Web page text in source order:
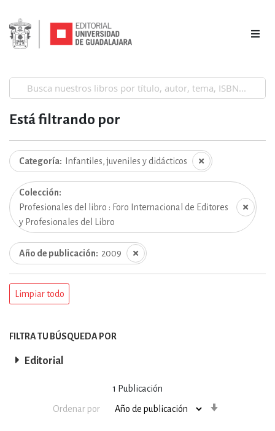
1 Publicación
Ordenar por
Está filtrando por
Categoría Infantiles, juveniles y didácticos
Colección
Profesionales del libro : Foro Internacional de Editores
y Profesionales del Libro
Año de publicación 2009
Limpiar todo
FILTRA TU BÚSQUEDA POR
Editorial